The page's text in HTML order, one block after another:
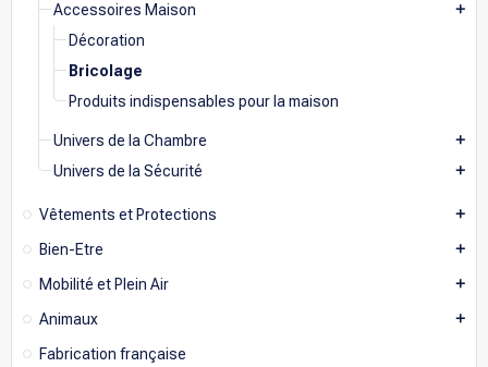
Accessoires Maison add
Décoration
Bricolage
Produits indispensables pour la maison
Univers de la Chambre add
Univers de la Sécurité add
Vêtements et Protections add
Bien-Etre add
Mobilité et Plein Air add
Animaux add
Fabrication française